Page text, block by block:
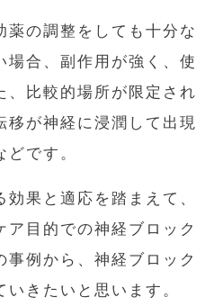
薬の調整をしても十分な
場合、副作用が強く、使
、比較的場所が限定され
移が神経に浸潤して出現
です。
果と適応を踏まえて、
ア目的での神経ブロック
事例から、神経ブロック
きたいと思います。